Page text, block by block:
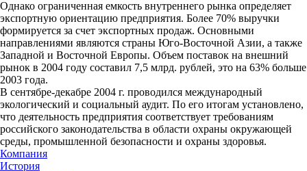
Однако ограниченная емкость внутреннего рынка определяет
экспортную ориентацию предприятия. Более 70% выручки
формируется за счет экспортных продаж. Основными
направлениями являются страны Юго-Восточной Азии, а также
Западной и Восточной Европы. Объем поставок на внешний
рынок в 2004 году составил 7,5 млрд. рублей, это на 63% больше
2003 года.
В сентябре-декабре 2004 г. проводился международный
экологический и социальный аудит. По его итогам установлено,
что деятельность предприятия соответствует требованиям
российского законодательства в области охраны окружающей
среды, промышленной безопасности и охраны здоровья.
Компания
История